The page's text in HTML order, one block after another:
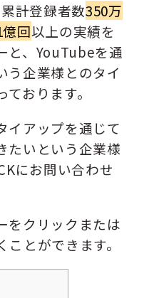
計登録者数350万
億回以上の実績を
と、YouTubeを通
う企業様とのタイ
おります。
イアップを通じて
たいという企業様
にお問い合わせ
をクリックまたは
とができます。